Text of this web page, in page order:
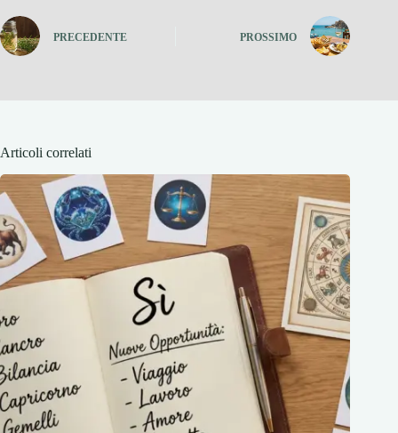
PRECEDENTE PROSSIMO
Articoli correlati